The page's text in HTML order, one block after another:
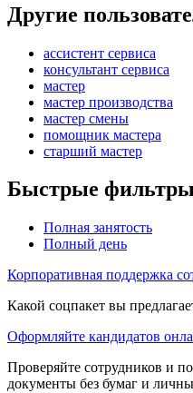
Другие
ассистент сервиса
консультант сервиса
мастер
мастер производства
мастер смены
помощник мастера
старший мастер
Быстрые фильтры
Полная занятость
Полный день
Корпоративная поддержка
Какой соцпакет вы
Оформляйте кандидатов
Проверяйте сотрудников и
документы без бумаг и